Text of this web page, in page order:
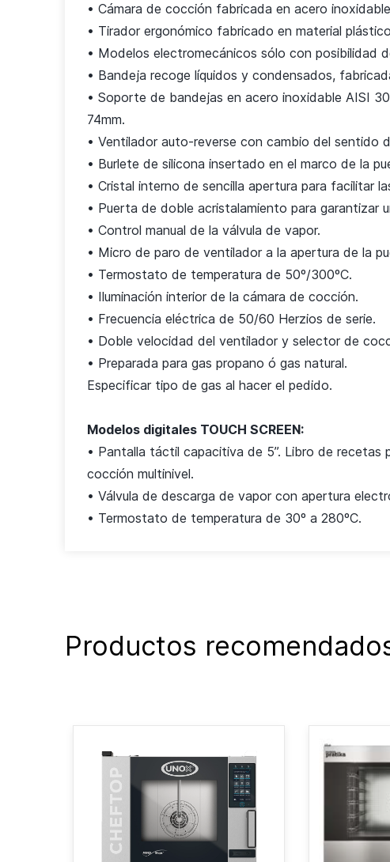
• Cámara de cocción fabricada en acero
• Tirador ergonómico fabricado en material
• Modelos electromecánicos sólo con posibilidad
• Bandeja recoge líquidos y condensados,
• Soporte de bandejas en acero inoxidable AISI
74mm.
• Ventilador auto-reverse con cambio del sentido
• Burlete de silicona insertado en el marco de la
• Cristal interno de sencilla apertura para facilitar
• Puerta de doble acristalamiento para garantizar
• Control manual de la válvula de vapor.
• Micro de paro de ventilador a la apertura de la
• Termostato de temperatura de 50º/300ºC.
• Iluminación interior de la cámara de cocción.
• Frecuencia eléctrica de 50/60 Herzios de serie.
• Doble velocidad del ventilador y selector de
• Preparada para gas propano ó gas natural.
Especificar tipo de gas al hacer el pedido.
Modelos digitales TOUCH SCREEN:
• Pantalla táctil capacitiva de 5’’. Libro de
cocciónmultinivel.
• Válvula de descarga de vapor con apertura
• Termostato de temperatura de 30º a 280ºC.
Productos